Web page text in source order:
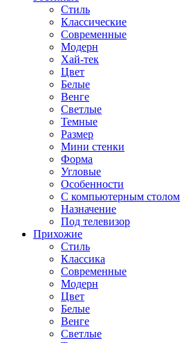
Стиль
Классические
Современные
Модерн
Хай-тек
Цвет
Белые
Венге
Светлые
Темные
Размер
Мини стенки
Форма
Угловые
Особенности
С компьютерным столом
Назначение
Под телевизор
Прихожие
Стиль
Классика
Современные
Модерн
Цвет
Белые
Венге
Светлые